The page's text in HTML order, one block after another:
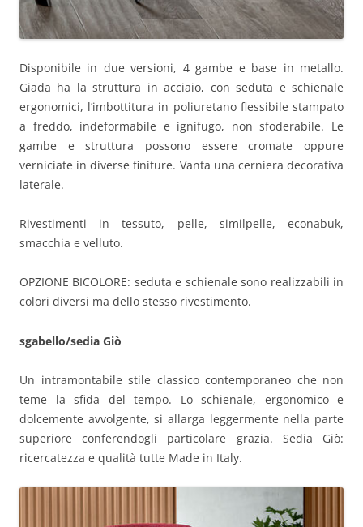
Disponibile in due versioni, 4 gambe e base in metallo.
Giada ha la struttura in acciaio, con seduta e schienale
ergonomici, l’imbottitura in poliuretano flessibile stampato
a freddo, indeformabile e ignifugo, non sfoderabile. Le
gambe e struttura possono essere cromate oppure
verniciate in diverse finiture. Vanta una cerniera decorativa
laterale.
Rivestimenti in tessuto, pelle, similpelle, econabuk,
smacchia e velluto.
OPZIONE BICOLORE: seduta e schienale sono realizzabili in
colori diversi ma dello stesso rivestimento.
sgabello/sedia Giò
Un intramontabile stile classico contemporaneo che non
teme la sfida del tempo. Lo schienale, ergonomico e
dolcemente avvolgente, si allarga leggermente nella parte
superiore conferendogli particolare grazia. Sedia Giò:
ricercatezza e qualità tutte Made in Italy.